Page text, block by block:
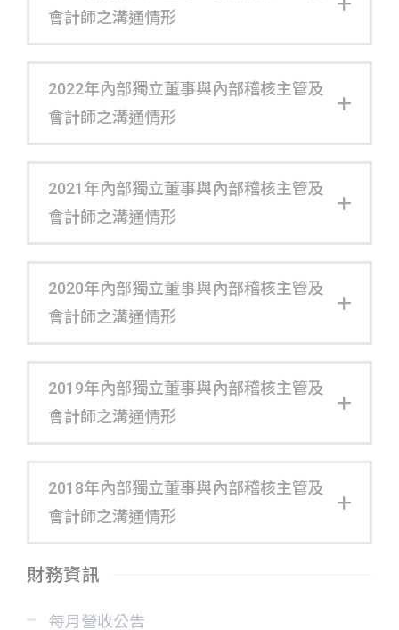
財務資訊
每月營收公告
會計師之溝通情形
2022年內部獨立董事與內部稽核主管及
會計師之溝通情形
2021年內部獨立董事與內部稽核主管及
會計師之溝通情形
2020年內部獨立董事與內部稽核主管及
會計師之溝通情形
2019年內部獨立董事與內部稽核主管及
會計師之溝通情形
2018年內部獨立董事與內部稽核主管及
會計師之溝通情形